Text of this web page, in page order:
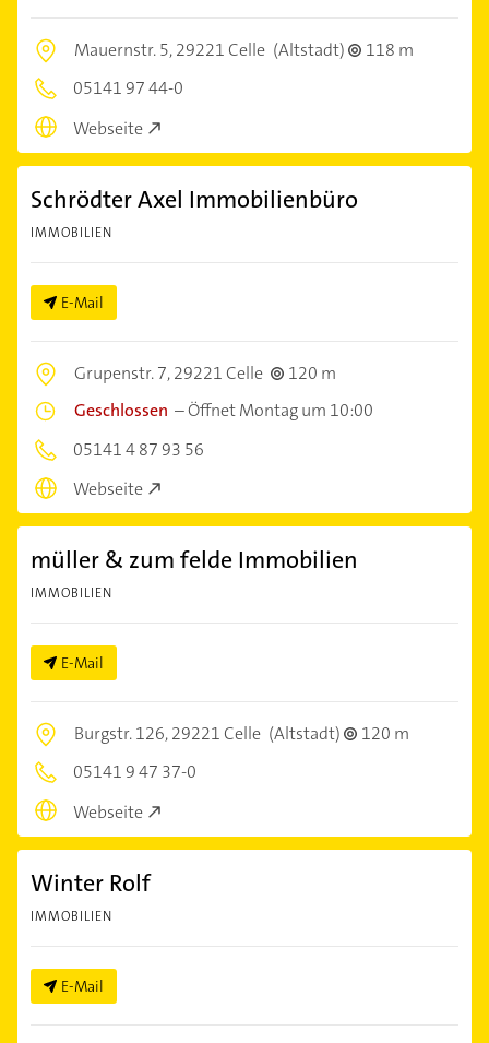
Mauernstr. 5,29221 Celle (Altstadt)
118 m
05141 97 44-0
Webseite
Schrödter Axel Immobilienbüro
IMMOBILIEN
E-Mail
Grupenstr. 7,29221 Celle
120 m
Geschlossen –Öffnet Montag um 10:00
05141 4 87 93 56
Webseite
müller & zum felde Immobilien
IMMOBILIEN
E-Mail
Burgstr. 126,29221 Celle (Altstadt)
120 m
05141 9 47 37-0
Webseite
Winter Rolf
IMMOBILIEN
E-Mail